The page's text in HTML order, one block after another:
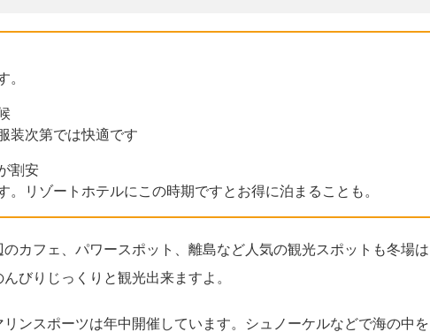
。
装次第では快適です
割安
。リゾートホテルにこの時期ですとお得に泊まることも。
カフェ、パワースポット、離島など人気の観光スポットも冬場は
びりじっくりと観光出来ますよ。
ンスポーツは年中開催しています。シュノーケルなどで海の中を